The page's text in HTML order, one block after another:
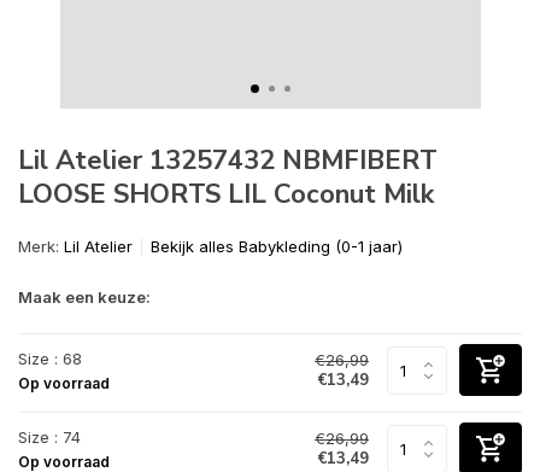
Lil Atelier 13257432 NBMFIBERT
LOOSE SHORTS LIL Coconut Milk
Merk: Lil Atelier Bekijk alles Babykleding (0-1 jaar)
Maak een keuze:
Size : 68
Op voorraad
€26,99
€13,49
Size : 74
Op voorraad
€26,99
€13,49